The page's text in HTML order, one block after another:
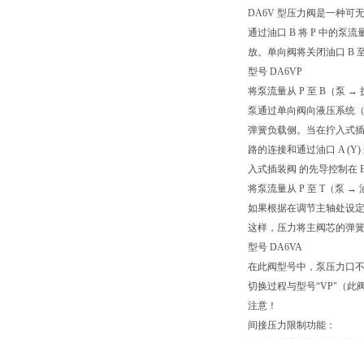
DA6V 型压力阀是一种可
通过油口 B 将 P 中的泵流
放。单向阀将关闭油口 B
型号 DA6VP
将泵流量从 P 至 B（泵 →
泵通过单向阀向液压系统
弹簧负载侧。当在拧入式
路的连接和通过油口 A
入式插装阀 的先导控制在
将泵流量从 P 至 T（泵 →
如果根据在调节主轴处设
这样，压力将主阀芯的弹
型号 DA6VA
在此阀型号中，泵压力口
切换过程与型号“VP"（此
注意！
间接压力限制功能：